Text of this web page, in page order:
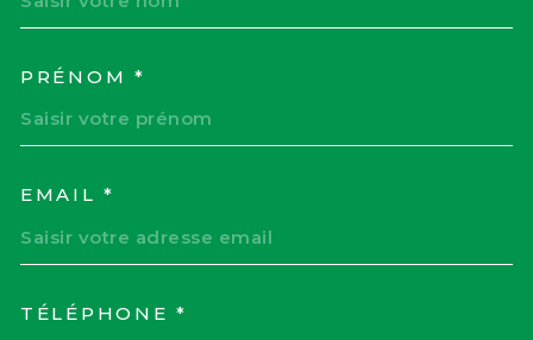
PRÉNOM *
EMAIL *
TÉLÉPHONE *